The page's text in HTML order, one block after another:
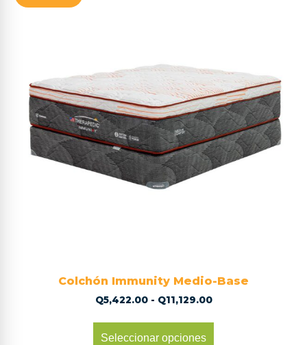
Colchón Immunity Medio-Base
Q5,422.00 - Q11,129.00
Seleccionar opciones